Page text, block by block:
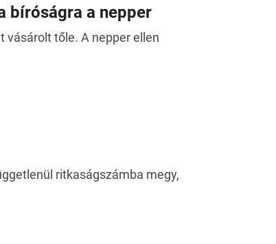
bíróságra a nepper
vásárolt tőle. A nepper ellen
ritkaságszámba megy,